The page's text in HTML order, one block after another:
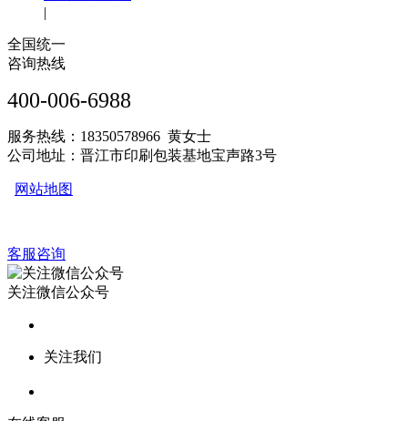
|
全国统一
咨询热线
400-006-6988
服务热线：18350578966 黄女士
公司地址：晋江市印刷包装基地宝声路3号
网站地图
客服咨询
关注微信公众号
关注我们